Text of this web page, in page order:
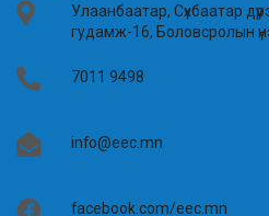
Улаанбаатар, Сүхбаатар
гудамж-16, Боловсролын
7011 9498
info@eec.mn
facebook.com/eec.mn